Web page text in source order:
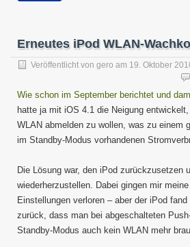
Erneutes iPod WLAN-
Veröffentlicht von gero am 19. Oktober
Wie schon im September berichtet und
hatte ja mit iOS 4.1 die Neigung
WLAN abmelden zu wollen, was zu einem
im Standby-Modus vorhandenen
Die Lösung war, den iPod zurückzusetzen
wiederherzustellen. Dabei gingen mir
Einstellungen verloren – aber der iPod
zurück, dass man bei abgeschalteten
Standby-Modus auch kein WLAN mehr